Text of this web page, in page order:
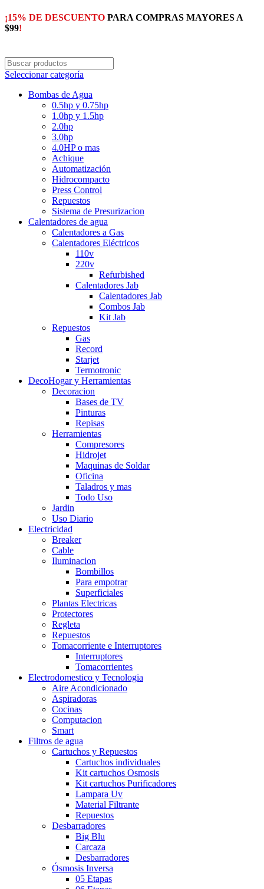
¡15% DE DESCUENTO PARA COMPRAS MAYORES A
$99!
Seleccionar categoría
Bombas de Agua
0.5hp y 0.75hp
1.0hp y 1.5hp
2.0hp
3.0hp
4.0HP o mas
Achique
Automatización
Hidrocompacto
Press Control
Repuestos
Sistema de Presurizacion
Calentadores de agua
Calentadores a Gas
Calentadores Eléctricos
110v
220v
Refurbished
Calentadores Jab
Calentadores Jab
Combos Jab
Kit Jab
Repuestos
Gas
Record
Starjet
Termotronic
DecoHogar y Herramientas
Decoracion
Bases de TV
Pinturas
Repisas
Herramientas
Compresores
Hidrojet
Maquinas de Soldar
Oficina
Taladros y mas
Todo Uso
Jardin
Uso Diario
Electricidad
Breaker
Cable
Iluminacion
Bombillos
Para empotrar
Superficiales
Plantas Electricas
Protectores
Regleta
Repuestos
Tomacorriente e Interruptores
Interruptores
Tomacorrientes
Electrodomestico y Tecnologia
Aire Acondicionado
Aspiradoras
Cocinas
Computacion
Smart
Filtros de agua
Cartuchos y Repuestos
Cartuchos individuales
Kit cartuchos Osmosis
Kit cartuchos Purificadores
Lampara Uv
Material Filtrante
Repuestos
Desbarradores
Big Blu
Carcaza
Desbarradores
Ósmosis Inversa
05 Etapas